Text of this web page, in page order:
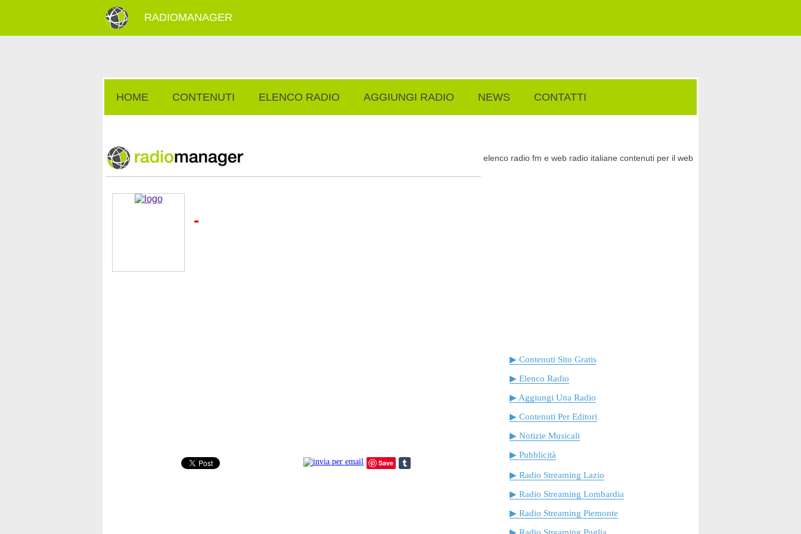
RADIOMANAGER
HOME CONTENUTI ELENCO RADIO AGGIUNGI RADIO NEWS CONTATTI
elenco radio fm e web radio italiane contenuti per il web
-
Save
▶ Contenuti Sito Gratis
▶ Elenco Radio
▶ Aggiungi Una Radio
▶ Contenuti Per Editori
▶ Notizie Musicali
▶ Pubblicità
▶ Radio Streaming Lazio
▶ Radio Streaming Lombardia
▶ Radio Streaming Piemonte